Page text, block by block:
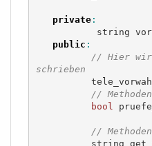
private:
public :
// Hier
schrieben
//
bool
//
string